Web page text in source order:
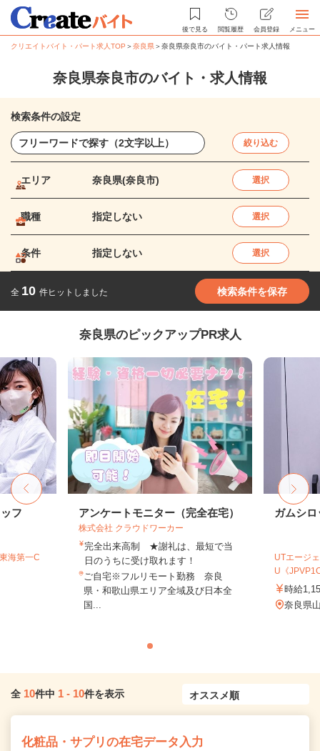
後で見る 閲覧履歴 会員登録 メニュー
クリエイトバイト・パート求人TOP ＞奈良県＞奈良県奈良市のバイト・パート求人情報
奈良県奈良市のバイト・求人情報
検索条件の設定
絞り込む
エリア 奈良県(奈良市) 選択
職種 指定しない 選択
条件 指定しない 選択
全 10 件ヒットしました 検索条件を保存
奈良県のピックアップPR求人
フ
海第一C
アンケートモニター（完全在宅）
株式会社 クラウドワーカー
完全出来高制 ★謝礼は、最短で当
日のうちに受け取れます！
ご自宅※フルリモート勤務 奈良
県・和歌山県エリア全域及び日本全
国...
ガムシ
UTエージ
U《
時給
奈良県
全 10件中 1 - 10件を表示
化粧品・サプリの在宅データ入力